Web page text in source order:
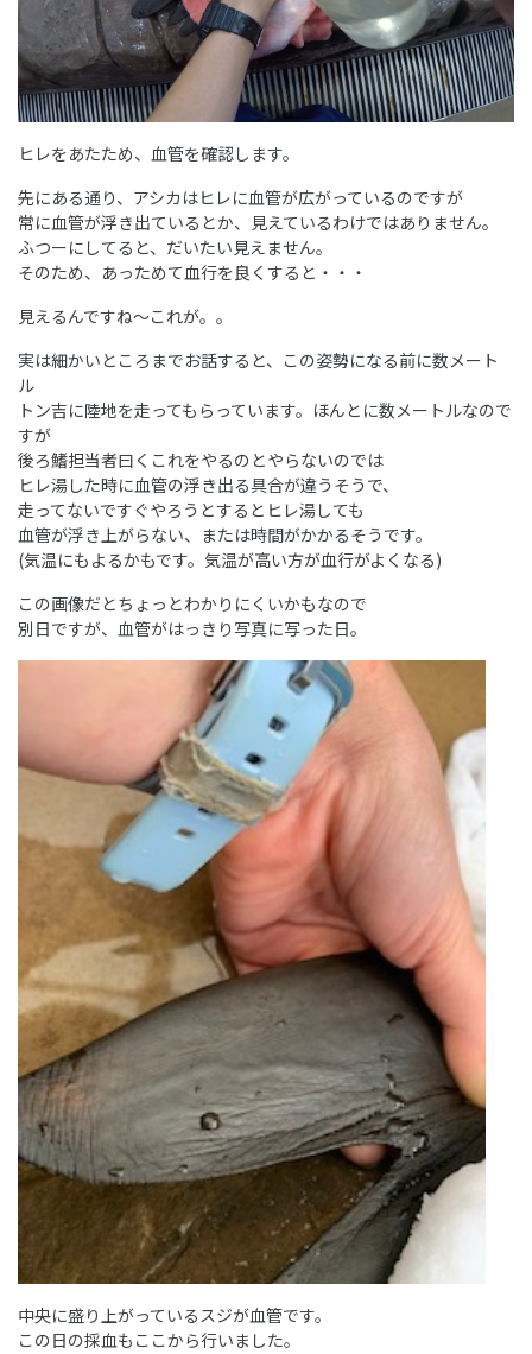
ヒレをあたため、血管を確認します。
先にある通り、アシカはヒレに血管が広がっているのですが
常に血管が浮き出ているとか、見えているわけではありません。
ふつーにしてると、だいたい見えません。
そのため、あっためて血行を良くすると・・・
見えるんですね～これが。。
実は細かいところまでお話すると、この姿勢になる前に数メート
ル
トン吉に陸地を走ってもらっています。ほんとに数メートルなので
すが
後ろ鰭担当者曰くこれをやるのとやらないのでは
ヒレ湯した時に血管の浮き出る具合が違うそうで、
走ってないですぐやろうとするとヒレ湯しても
血管が浮き上がらない、または時間がかかるそうです。
(気温にもよるかもです。気温が高い方が血行がよくなる)
この画像だとちょっとわかりにくいかもなので
別日ですが、血管がはっきり写真に写った日。
中央に盛り上がっているスジが血管です。
この日の採血もここから行いました。